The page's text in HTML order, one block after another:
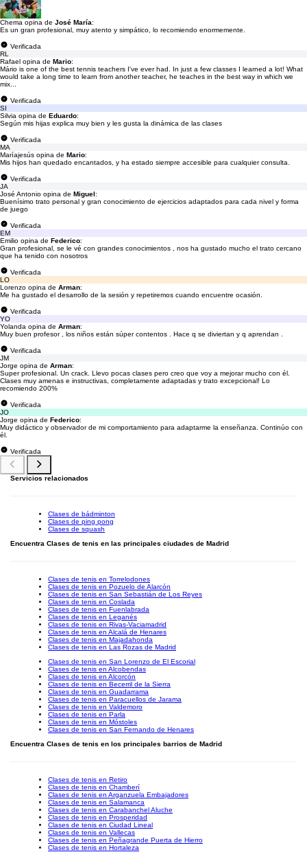
Chema opina de José María:
Es un gran profesional, muy atento y simpático, lo recomiendo enormemente.
Verificada
RL
Rafael opina de Mario:
Mário is one of the best tennis teachers I've ever had. In just a few classes I learned a lot! What
would take a long time to learn from another teacher, he teaches in the best way in which we
mix...
Verificada
SI
Silvia opina de Eduardo:
Según mis hijas explica muy bien y les gusta la dinámica de las clases
Verificada
MA
Maríajesús opina de Mario:
Mis hijos han quedado encantados, y ha estado siempre accesible para cualquier consulta.
Verificada
JA
José Antonio opina de Miguel:
Buenísimo trato personal y gran conocimiento de ejercicios adaptados para cada nivel y forma
de juego
Verificada
EM
Emilio opina de Federico:
Gran profesional, se le vé con grandes conocimientos , nos ha gustado mucho el trato cercano
que ha tenido con nosotros
Verificada
LO
Lorenzo opina de Arman:
Me ha gustado el desarrollo de la sesión y repetiremos cuando encuentre ocasión.
Verificada
YO
Yolanda opina de Arman:
Muy buen profesor , los niños están súper contentos . Hace q se diviertan y q aprendan .
Verificada
JM
Jorge opina de Arman:
Super profesional. Un crack. Llevo pocas clases pero creo que voy a mejorar mucho con él.
Clases muy amenas e instructivas, completamente adaptadas y trato excepcional! Lo
recomiendo 200%
Verificada
JO
Jorge opina de Federico:
Muy didáctico y observador de mi comportamiento para adaptarme la enseñanza. Continúo con
él.
Verificada
Servicios relacionados
Clases de bádminton
Clases de ping pong
Clases de squash
Encuentra Clases de tenis en las principales ciudades de Madrid
Clases de tenis en Torrelodones
Clases de tenis en Pozuelo de Alarcón
Clases de tenis en San Sebastián de Los Reyes
Clases de tenis en Coslada
Clases de tenis en Fuenlabrada
Clases de tenis en Leganés
Clases de tenis en Rivas-Vaciamadrid
Clases de tenis en Alcalá de Henares
Clases de tenis en Majadahonda
Clases de tenis en Las Rozas de Madrid
Clases de tenis en San Lorenzo de El Escorial
Clases de tenis en Alcobendas
Clases de tenis en Alcorcón
Clases de tenis en Becerril de la Sierra
Clases de tenis en Guadarrama
Clases de tenis en Paracuellos de Jarama
Clases de tenis en Valdemoro
Clases de tenis en Parla
Clases de tenis en Móstoles
Clases de tenis en San Fernando de Henares
Encuentra Clases de tenis en los principales barrios de Madrid
Clases de tenis en Retiro
Clases de tenis en Chamberí
Clases de tenis en Arganzuela Embajadores
Clases de tenis en Salamanca
Clases de tenis en Carabanchel Aluche
Clases de tenis en Prosperidad
Clases de tenis en Ciudad Lineal
Clases de tenis en Vallecas
Clases de tenis en Peñagrande Puerta de Hierro
Clases de tenis en Hortaleza